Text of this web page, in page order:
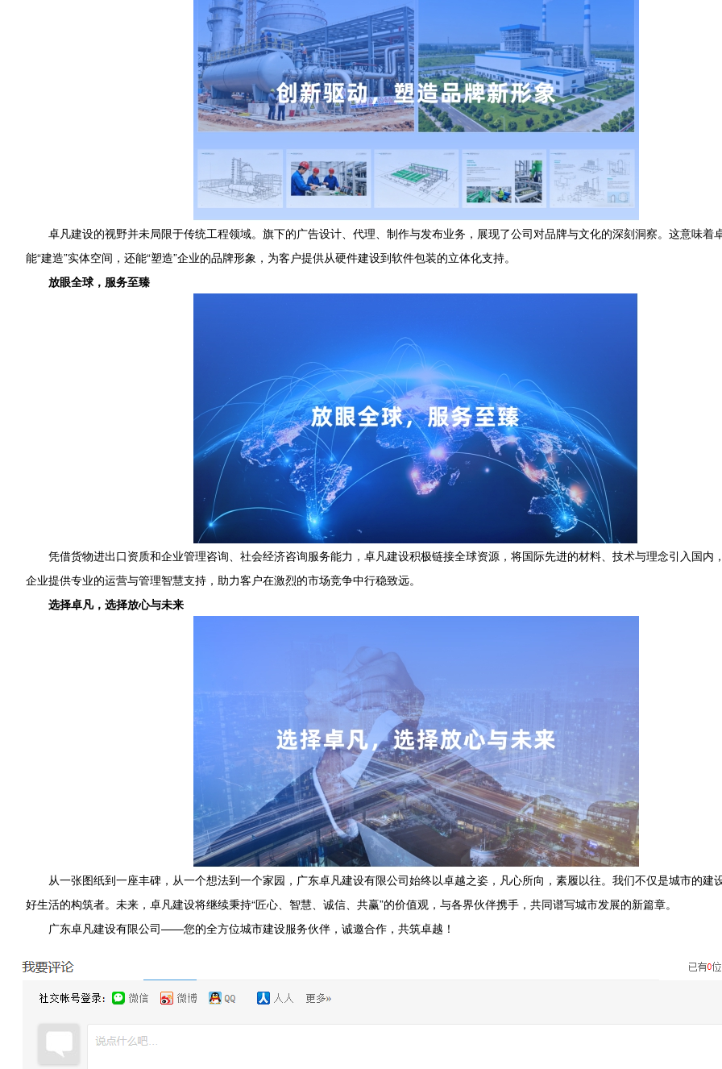
卓凡建设的视野并未局限于传统工程领域。旗下的广告设计、代理、制作与发布业务，展现了公司对品牌与文化的深刻洞察。这意味着
能“建造”实体空间，还能“塑造”企业的品牌形象，为客户提供从硬件建设到软件包装的立体化支持。
放眼全球，服务至臻
凭借货物进出口资质和企业管理咨询、社会经济咨询服务能力，卓凡建设积极链接全球资源，将国际先进的材料、技术与理念引入国内
企业提供专业的运营与管理智慧支持，助力客户在激烈的市场竞争中行稳致远。
选择卓凡，选择放心与未来
从一张图纸到一座丰碑，从一个想法到一个家园，广东卓凡建设有限公司始终以卓越之姿，凡心所向，素履以往。我们不仅是城市的建
好生活的构筑者。未来，卓凡建设将继续秉持“匠心、智慧、诚信、共赢”的价值观，与各界伙伴携手，共同谱写城市发展的新篇章。
广东卓凡建设有限公司——您的全方位城市建设服务伙伴，诚邀合作，共筑卓越！